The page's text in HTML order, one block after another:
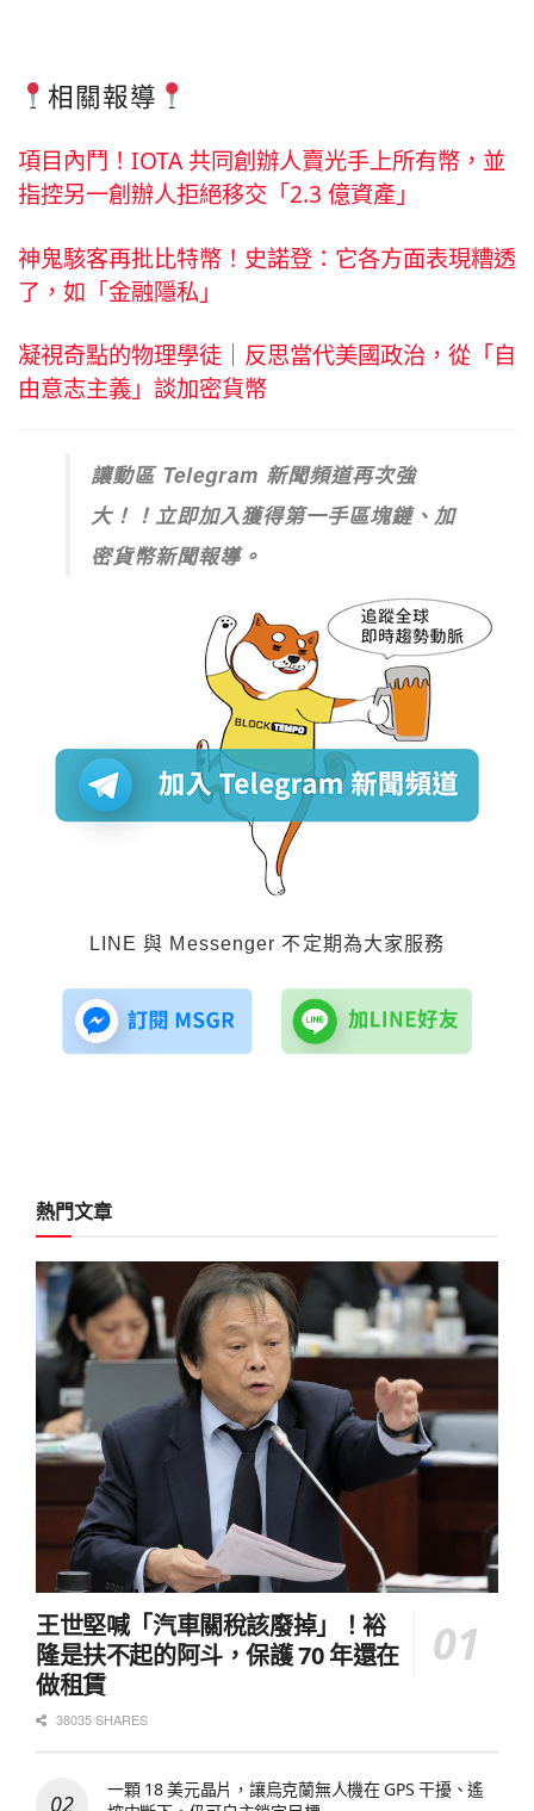
相關報導
項目內鬥！IOTA 共同創辦人賣光手上所有幣，並
指控另一創辦人拒絕移交「2.3 億資產」
神鬼駭客再批比特幣！史諾登：它各方面表現糟透
了，如「金融隱私」
凝視奇點的物理學徒｜反思當代美國政治，從「自
由意志主義」談加密貨幣
讓動區 Telegram 新聞頻道再次強
大！！立即加入獲得第一手區塊鏈、加
密貨幣新聞報導。
LINE 與 Messenger 不定期為大家服務
熱門文章
王世堅喊「汽車關稅該廢掉」！裕
隆是扶不起的阿斗，保護 70 年還在
做租賃
38035 SHARES
一顆 18 美元晶片，讓烏克蘭無人機在 GPS 干擾、遙